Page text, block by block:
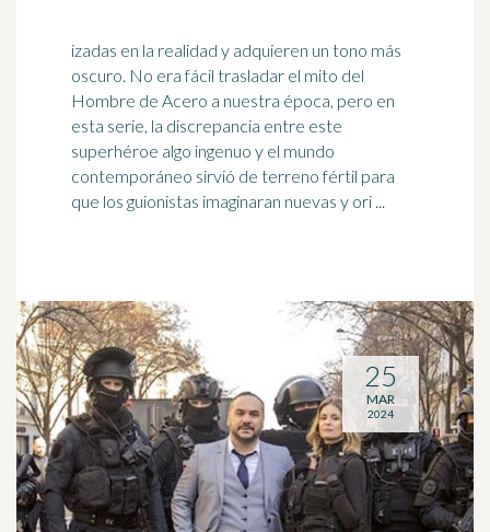
izadas en la realidad y adquieren un tono más
oscuro. No era fácil trasladar el mito del
Hombre de Acero a nuestra época, pero en
esta serie, la discrepancia entre este
superhéroe algo ingenuo y el mundo
contemporáneo sirvió de terreno fértil para
que los guionistas imaginaran nuevas y ori ...
25
MAR
2024